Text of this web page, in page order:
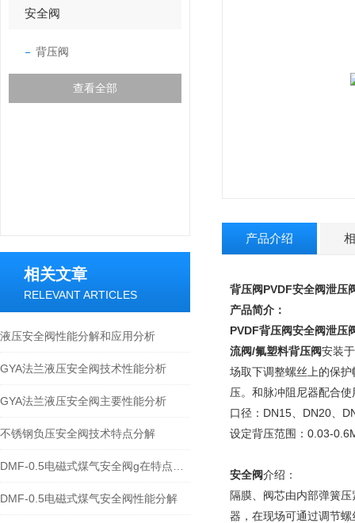
安全阀
背压阀
查看全部
相关文章
RELEVANT ARTICLES
液压安全阀性能分解和应用分析
GYA法兰液压安全阀技术性能分析
GYA法兰液压安全阀主要性能分析
不锈钢负压安全阀技术特点分解
DMF-0.5电磁式煤气安全阀性能分解
产品介绍
背压阀PVDF安全阀泄压
产品简介：
PVDF背压阀安全阀泄压
流阀/氟塑料背压阀安装
场取下调整螺丝上的保
压。和脉冲阻尼器配合
口径：DN15、DN20、
设定背压范围：0.03-
安全阀介绍：
隔膜、阀芯由内部弹簧
器，在现场可通过调节